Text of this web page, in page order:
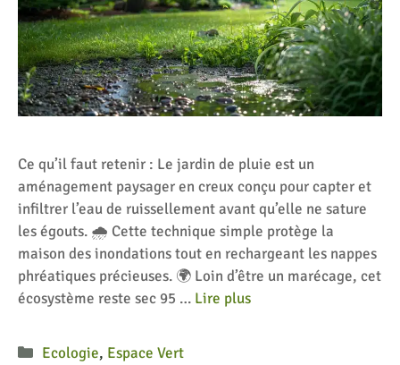
Ce qu’il faut retenir : Le jardin de pluie est un
aménagement paysager en creux conçu pour capter et
infiltrer l’eau de ruissellement avant qu’elle ne sature
les égouts. 🌧️ Cette technique simple protège la
maison des inondations tout en rechargeant les nappes
phréatiques précieuses. 🌍 Loin d’être un marécage, cet
écosystème reste sec 95 … Lire plus
Catégories
Ecologie, Espace Vert